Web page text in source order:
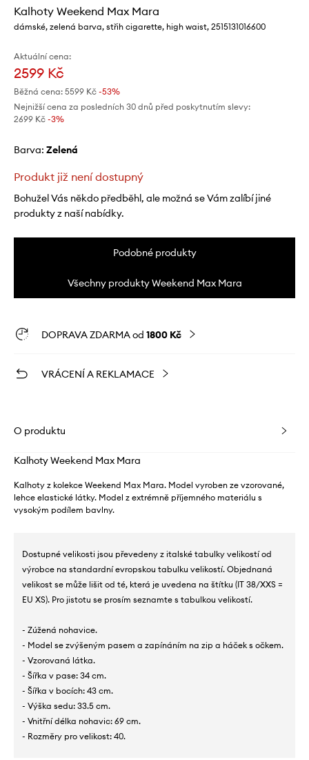
Kalhoty Weekend Max Mara
dámské, zelená barva, střih cigarette, high waist, 2515131016600
Aktuální cena:
2599 Kč
Běžná cena: 5599 Kč -53%
Nejnižší cena za posledních 30 dnů před poskytnutím slevy:
2699 Kč -3%
Barva: zelená
Produkt již není dostupný
Bohužel Vás někdo předběhl, ale možná se Vám zalíbí jiné
produkty z naší nabídky.
Podobné produkty
Všechny produkty Weekend Max Mara
DOPRAVA ZDARMA od 1800 Kč
VRÁCENÍ A REKLAMACE
O produktu
Kalhoty Weekend Max Mara
Kalhoty z kolekce Weekend Max Mara. Model vyroben ze vzorované,
lehce elastické látky. Model z extrémně příjemného materiálu s
vysokým podílem bavlny.
Dostupné velikosti jsou převedeny z italské tabulky velikostí od
výrobce na standardní evropskou tabulku velikostí. Objednaná
velikost se může lišit od té, která je uvedena na štítku (IT 38/XXS =
EU XS). Pro jistotu se prosím seznamte s tabulkou velikostí.
- Zúžená nohavice.
- Model se zvýšeným pasem a zapínáním na zip a háček s očkem.
- Vzorovaná látka.
- Šířka v pase: 34 cm.
- Šířka v bocích: 43 cm.
- Výška sedu: 33.5 cm.
- Vnitřní délka nohavic: 69 cm.
- Rozměry pro velikost: 40.